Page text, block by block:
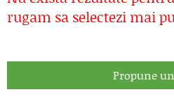
rugam sa selectezi mai
Propune